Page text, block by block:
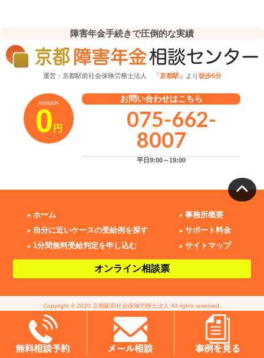
障害年金手続きで圧倒的な実績
運営：京都駅前社会保険労務士法人 「京都駅」 より徒歩5分
初回相談料
0 円
お問い合わせはこちら
075-662-
8007
平日9:00～19:00
ホーム
自分に近いケースの受給例を探す
1分間無料受給判定を申し込む
事務所概要
サポート料金
サイトマップ
オンライン相談票
Copyright © 2020 京都駅前社会保険労務士法人 All rights reserved.